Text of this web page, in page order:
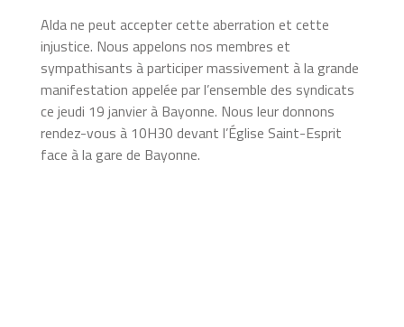
Alda ne peut accepter cette aberration et cette
injustice. Nous appelons nos membres et
sympathisants à participer massivement à la grande
manifestation appelée par l’ensemble des syndicats
ce jeudi 19 janvier à Bayonne. Nous leur donnons
rendez-vous à 10H30 devant l’Église Saint-Esprit
face à la gare de Bayonne.